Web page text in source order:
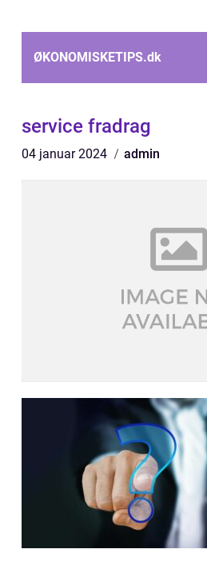
ØKONOMISKETIPS.dk
service fradrag
04 januar 2024 admin